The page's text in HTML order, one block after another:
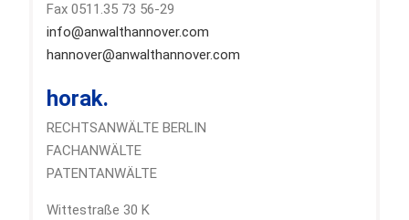
Fax 0511.35 73 56-29
info@anwalthannover.com
hannover@anwalthannover.com
horak.
RECHTSANWÄLTE BERLIN
FACHANWÄLTE
PATENTANWÄLTE
Wittestraße 30 K